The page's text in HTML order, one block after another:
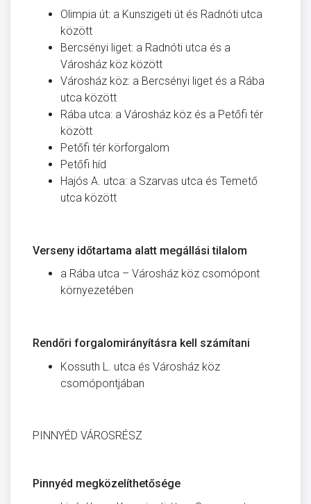
Olimpia út: a Kunszigeti út és Radnóti utca
között
Bercsényi liget: a Radnóti utca és a
Városház köz között
Városház köz: a Bercsényi liget és a Rába
utca között
Rába utca: a Városház köz és a Petőfi tér
között
Petőfi tér körforgalom
Petőfi híd
Hajós A. utca: a Szarvas utca és Temető
utca között
Verseny időtartama alatt megállási tilalom
a Rába utca – Városház köz csomópont
kör­nyezetében
Rendőri forgalomirányításra kell számítani
Kossuth L. utca és Városház köz
csomópontjában
PINNYÉD VÁROSRÉSZ
Pinnyéd megközelíthetősége